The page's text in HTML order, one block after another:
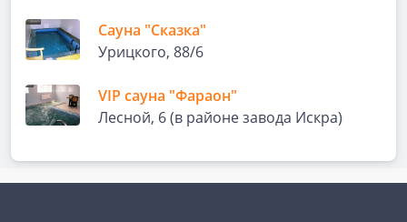
Сауна "Сказка"
Урицкого, 88/6
VIP сауна "Фараон"
Лесной, 6 (в районе завода Искра)